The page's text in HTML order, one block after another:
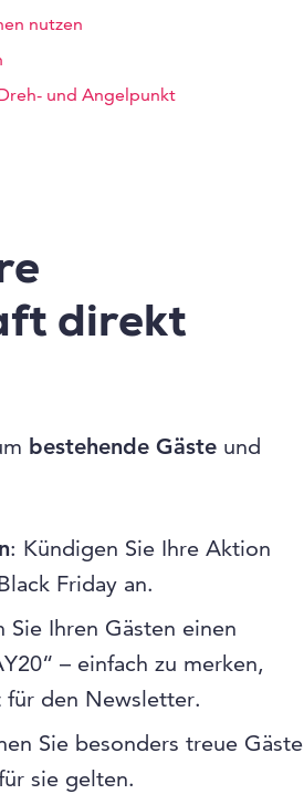
nutzen
und Angelpunkt
direkt
bestehende Gästeund
: Kündigen Sie Ihre Aktion
Friday an.
Sie Ihren Gästen einen
– einfach zu merken,
für den Newsletter.
Sie besonders treue Gäste
sie gelten.